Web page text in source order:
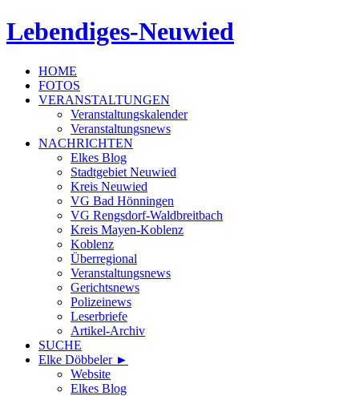
Lebendiges-Neuwied
HOME
FOTOS
VERANSTALTUNGEN
Veranstaltungskalender
Veranstaltungsnews
NACHRICHTEN
Elkes Blog
Stadtgebiet Neuwied
Kreis Neuwied
VG Bad Hönningen
VG Rengsdorf-Waldbreitbach
Kreis Mayen-Koblenz
Koblenz
Überregional
Veranstaltungsnews
Gerichtsnews
Polizeinews
Leserbriefe
Artikel-Archiv
SUCHE
Elke Döbbeler ►
Website
Elkes Blog